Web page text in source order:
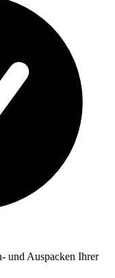
und Auspacken Ihrer